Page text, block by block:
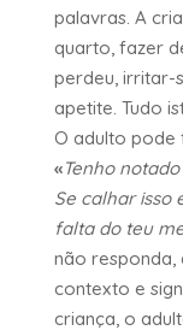
palavras. A
quarto, fazer
perdeu, irritar-
apetite. Tudo
O adulto pode
«Tenho
Se calhar isso
falta do teu
não responda,
contexto e
criança, o